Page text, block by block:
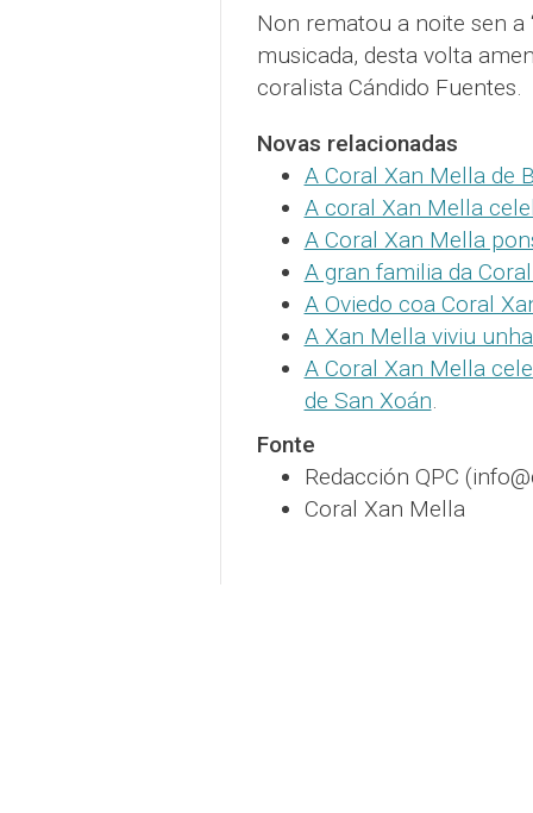
Non rematou a noite sen a
musicada, desta volta
coralista Cándido Fuentes.
Novas relacionadas
A Coral Xan Mella de
A coral Xan Mella
A Coral Xan Mella
A gran familia da
A Oviedo coa Coral
A Xan Mella viviu
A Coral Xan Mella
de San Xoán.
Fonte
Redacción QPC
Coral Xan Mella